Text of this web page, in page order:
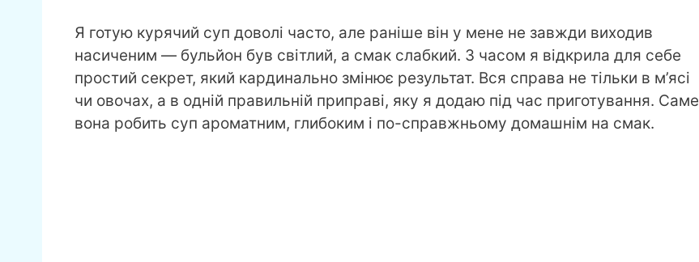
Я готую курячий суп доволі часто, але раніше він у мене не завжди виходив
насиченим — бульйон був світлий, а смак слабкий. З часом я відкрила для себе
простий секрет, який кардинально змінює результат. Вся справа не тільки в м’ясі
чи овочах, а в одній правильній приправі, яку я додаю під час приготування. Саме
вона робить суп ароматним, глибоким і по-справжньому домашнім на смак.